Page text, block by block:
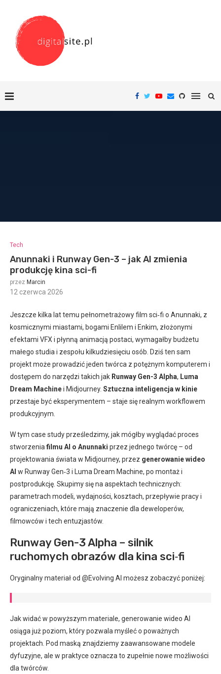
Tech
Anunnaki i Runway Gen-3 – jak AI zmienia
produkcję kina sci-fi
przez Marcin
12 czerwca 2026
Jeszcze kilka lat temu pełnometrażowy film sci‑fi o Anunnaki, z
kosmicznymi miastami, bogami Enlilem i Enkim, złożonymi
efektami VFX i płynną animacją postaci, wymagałby budżetu
małego studia i zespołu kilkudziesięciu osób. Dziś ten sam
projekt może prowadzić jeden twórca z potężnym komputerem i
dostępem do narzędzi takich jak Runway Gen-3 Alpha, Luma
Dream Machinei Midjourney. Sztuczna inteligencja w kinie
przestaje być eksperymentem – staje się realnym workflowem
produkcyjnym.
W tym case study prześledzimy, jak mógłby wyglądać proces
stworzenia filmu AI o Anunnaki przez jednego twórcę – od
projektowania świata w Midjourney, przez generowanie wideo
AI w Runway Gen‑3 i Luma Dream Machine, po montaż i
postprodukcję. Skupimy się na aspektach technicznych:
parametrach modeli, wydajności, kosztach, przepływie pracy i
ograniczeniach, które mają znaczenie dla deweloperów,
filmowców i tech entuzjastów.
Runway Gen-3 Alpha – silnik
ruchomych obrazów dla kina sci‑fi
Oryginalny materiał od @Evolving AI możesz zobaczyć poniżej:
Jak widać w powyższym materiale, generowanie wideo AI
osiąga już poziom, który pozwala myśleć o poważnych
projektach. Pod maską znajdziemy zaawansowane modele
dyfuzyjne, ale w praktyce oznacza to zupełnie nowe możliwości
dla twórców.